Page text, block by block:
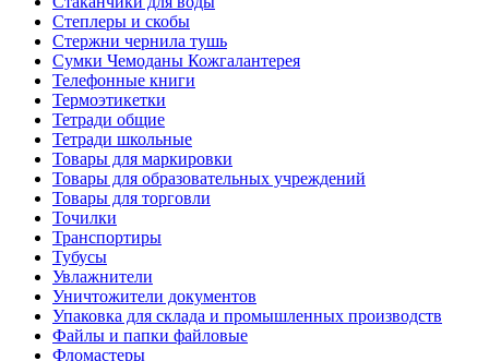
Степлеры и скобы
Стержни чернила тушь
Сумки Чемоданы Кожгалантерея
Телефонные книги
Термоэтикетки
Тетради общие
Тетради школьные
Товары для маркировки
Товары для образовательных учреждений
Товары для торговли
Точилки
Транспортиры
Тубусы
Увлажнители
Уничтожители документов
Упаковка для склада и промышленных производств
Файлы и папки файловые
Фломастеры